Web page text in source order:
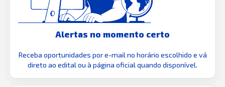
Alertas no momento certo
Receba oportunidades por e-mail no horário escolhido e vá
direto ao edital ou à página oficial quando disponível.